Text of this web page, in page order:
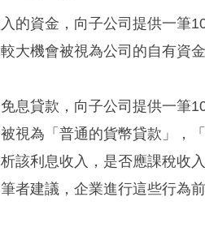
的資金，向子公司提供一筆
大機會被視為公司的自有資
息貸款，向子公司提供一筆
視為「普通的貨幣貸款」，
該利息收入，是否應課稅收入
者建議，企業進行這些行為